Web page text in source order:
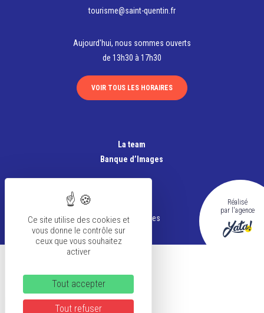
tourisme@saint-quentin.fr
Aujourd'hui, nous sommes ouverts
de 13h30 à 17h30
VOIR TOUS LES HORAIRES
La team
Banque d’Images
Mentions légales
Réalisé
par l'agence
Ce site utilise des cookies et
vous donne le contrôle sur
ceux que vous souhaitez
activer
Tout accepter
Tout refuser